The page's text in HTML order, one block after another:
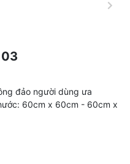
đảo người dùng ưa
60cm x 60cm - 60cm x